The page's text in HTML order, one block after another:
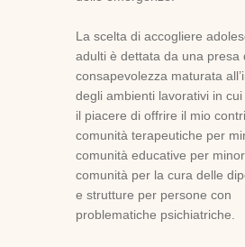
La scelta di accogliere
adulti è dettata da una presa
consapevolezza maturata
degli ambienti lavorativi in
il piacere di offrire il mio
comunità terapeutiche per
comunità educative per
comunità per la cura delle
e strutture per persone con
problematiche psichiatriche.